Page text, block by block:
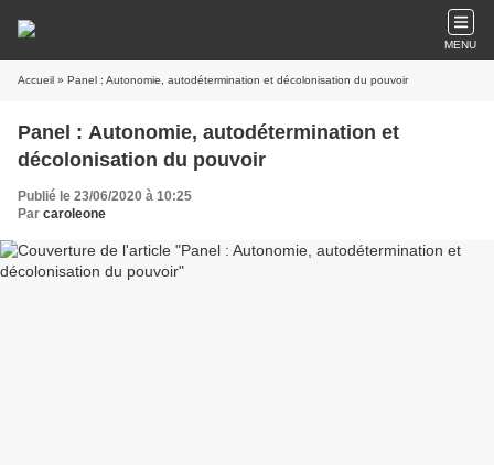
MENU
Accueil » Panel : Autonomie, autodétermination et décolonisation du pouvoir
Panel : Autonomie, autodétermination et
décolonisation du pouvoir
Publié le 23/06/2020 à 10:25
Par caroleone